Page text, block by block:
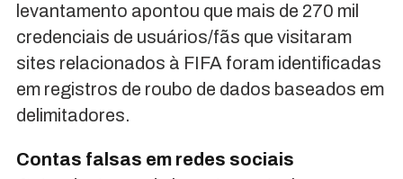
levantamento apontou que mais de 270 mil
credenciais de usuários/fãs que visitaram
sites relacionados à FIFA foram identificadas
em registros de roubo de dados baseados em
delimitadores.
Contas falsas em redes sociais